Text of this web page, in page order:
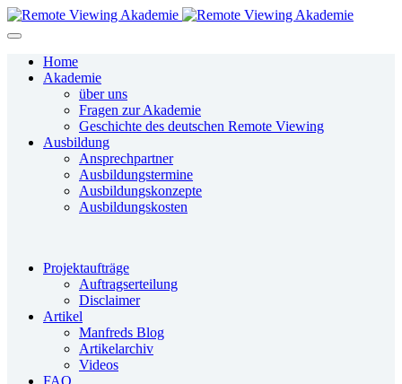
Home
Akademie
über uns
Fragen zur Akademie
Geschichte des deutschen Remote Viewing
Ausbildung
Ansprechpartner
Ausbildungstermine
Ausbildungskonzepte
Ausbildungskosten
Projektaufträge
Auftragserteilung
Disclaimer
Artikel
Manfreds Blog
Artikelarchiv
Videos
FAQ